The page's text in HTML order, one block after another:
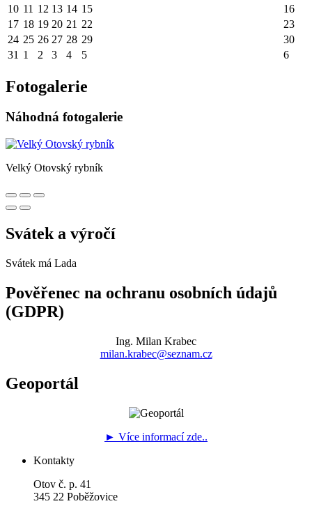
10 11 12 13 14 15
16
17 18 19 20 21 22
23
24 25 26 27 28 29
30
31 1 2 3 4 5 6
Fotogalerie
Náhodná fotogalerie
Velký Otovský rybník
Svátek a výročí
Svátek má Lada
Pověřenec na ochranu osobních údajů
(GDPR)
Ing. Milan Krabec
milan.krabec@seznam.cz
Geoportál
► Více informací zde..
Kontakty
Otov č. p. 41
345 22 Poběžovice